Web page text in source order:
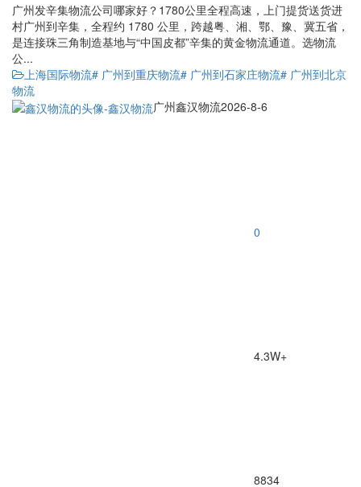
广州发辛集物流公司哪家好？1780公里全程高速，上门提货送货进
村广州到辛集，全程约 1780 公里，跨越粤、湘、鄂、豫、冀五省，
是连接珠三角制造基地与“中国皮都”辛集的黄金物流通道。选物流
公...
上海国际物流# 广州到重庆物流# 广州到石家庄物流# 广州到北京
物流
广州鑫汉物流2026-8-6
0
4.3W+
8834